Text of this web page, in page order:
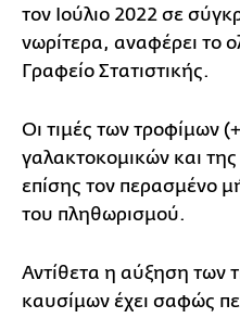
τον Ιούλιο 2022 σε
νωρίτερα, αναφέρει το
Γραφείο Στατιστικής.
Οι τιμές των τροφίμων
γαλακτοκομικών και
επίσης τον περασμένο
του πληθωρισμού.
Αντίθετα η αύξηση των
καυσίμων έχει σαφώς